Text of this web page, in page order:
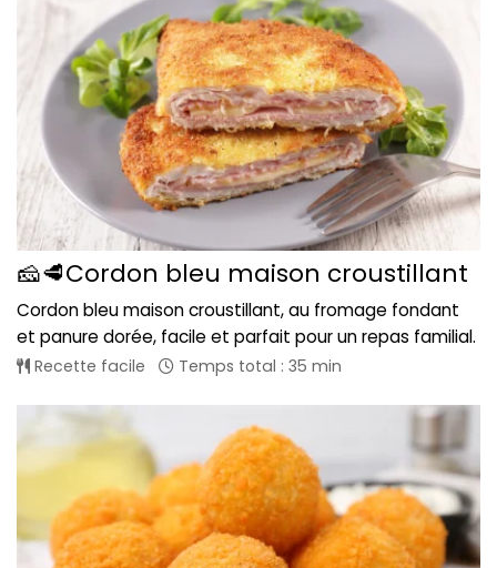
🧀🥩Cordon bleu maison croustillant
Cordon bleu maison croustillant, au fromage fondant
et panure dorée, facile et parfait pour un repas familial.
Recette facile Temps total : 35 min